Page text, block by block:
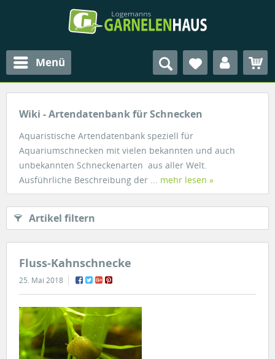
Menü
Wiki - Artendatenbank für Schnecken
Aquaristische Artendatenbank speziell für
Aquariumschnecken mit vielen bekannten und auch
unbekannten Schneckenarten aus aller Welt.
Ausführliche Beschreibung der ... mehr lesen »
Artikel filtern
Fluss-Kahnschnecke
25. Mai 2018